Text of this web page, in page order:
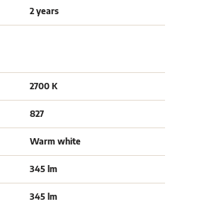
2 years
2700 K
827
Warm white
345 lm
345 lm